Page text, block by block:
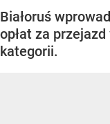
Białoruś
opłat za
kategorii.